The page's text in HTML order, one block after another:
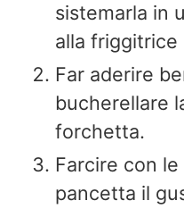
sistemarla in
alla friggitrice
Far aderire
bucherellare
forchetta.
Farcire con
pancetta il